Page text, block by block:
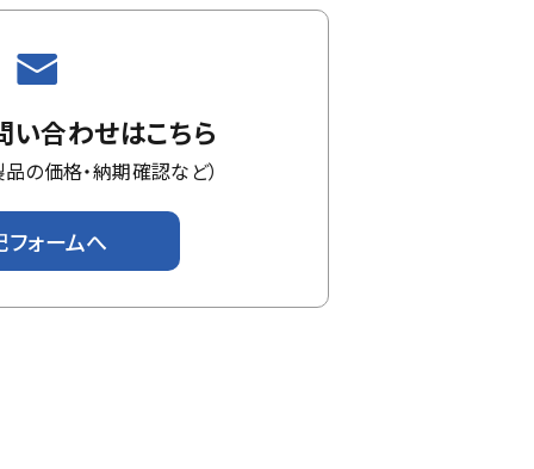
い合わせはこちら
の価格・納期確認など）
ォームへ